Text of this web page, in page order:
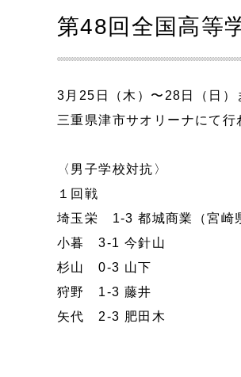
第48回全国高等
3月25日（木）〜28日（日
三重県津市サオリーナにて行
〈男子学校対抗〉
１回戦
埼玉栄 1-3 都城商業（宮崎
小暮 3-1 今針山
杉山 0-3 山下
狩野 1-3 藤井
矢代 2-3 肥田木